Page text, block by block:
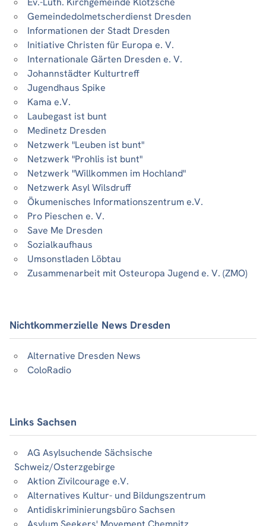
Gemeindedolmetscherdienst Dresden
Informationen der Stadt Dresden
Initiative Christen für Europa e. V.
Internationale Gärten Dresden e. V.
Johannstädter Kulturtreff
Jugendhaus Spike
Kama e.V.
Laubegast ist bunt
Medinetz Dresden
Netzwerk "Leuben ist bunt"
Netzwerk "Prohlis ist bunt"
Netzwerk "Willkommen im Hochland"
Netzwerk Asyl Wilsdruff
Ökumenisches Informationszentrum e.V.
Pro Pieschen e. V.
Save Me Dresden
Sozialkaufhaus
Umsonstladen Löbtau
Zusammenarbeit mit Osteuropa Jugend e. V. (ZMO)
Nichtkommerzielle News Dresden
Alternative Dresden News
ColoRadio
Links Sachsen
AG Asylsuchende Sächsische
Schweiz/Osterzgebirge
Aktion Zivilcourage e.V.
Alternatives Kultur- und Bildungszentrum
Antidiskriminierungsbüro Sachsen